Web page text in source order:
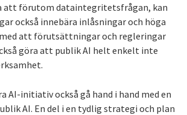
att förutom dataintegritetsfrågan, kan
också innebära inlåsningar och höga
att förutsättningar och regleringar
göra att publik AI helt enkelt inte
AI-initiativ också gå hand i hand med en
AI. En del i en tydlig strategi och plan